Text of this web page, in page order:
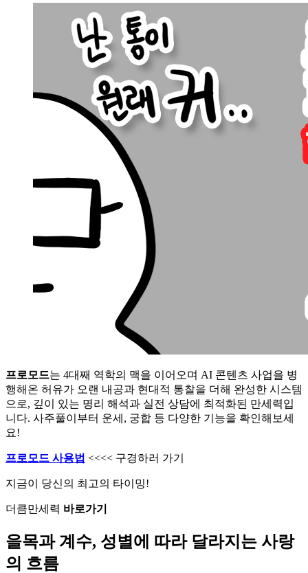
프로모드는 4대째 역학의 맥을 이어오며 AI 콘텐츠 사업을 병
행해온 허유가 오랜 내공과 현대적 통찰을 더해 완성한 시스템
으로, 깊이 있는 명리 해석과 실전 상담에 최적화된 만세력입
니다. 사주풀이부터 운세, 궁합 등 다양한 기능을 확인해보세
요!
프로모드 사용법 <<<< 구경하러 가기
지금이 당신의 최고의 타이밍!
더큼만세력 바로가기
을목과 계수, 성별에 따라 달라지는 사랑
의 흐름